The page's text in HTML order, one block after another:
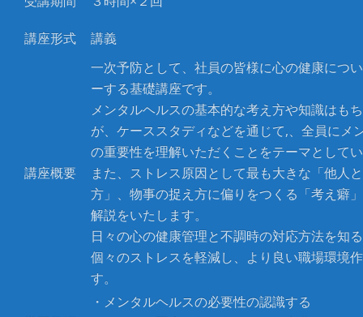
講座形式 講義
講座概要
一次予防として、社員の皆様に心の健康につ
ーする基礎講座です。
メンタルヘルスの基本的な考え方や知識はも
が、ケーススタディなどを通じて,、全員にメ
の重要性を理解いただくことをテーマとして
また、ストレス原因として最も大きな「他人
方」、物事の捉え方に偏りをつくる「考え癖
解説をいたします。
日々の心の健康管理と不調時の対応方法を知
個々のストレスを軽減し、より良い職場環境
す。
・メンタルヘルスの必要性の認識する